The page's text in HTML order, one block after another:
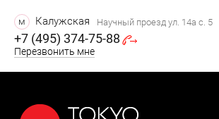
м Калужская Научный проезд ул. 14а с. 5
+7 (495) 374-75-88
Перезвонить мне